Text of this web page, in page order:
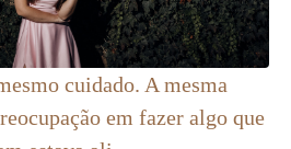
cuidado. A mesma
em fazer algo que